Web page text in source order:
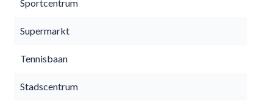
Sportcentrum
Supermarkt
Tennisbaan
Stadscentrum